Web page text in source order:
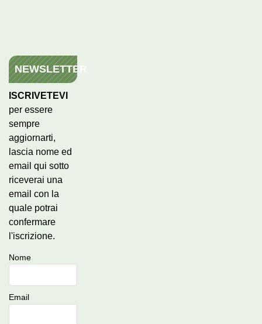
NEWSLETTER
ISCRIVETEVI
per essere
sempre
aggiornarti,
lascia nome ed
email qui sotto
riceverai una
email con la
quale potrai
confermare
l'iscrizione.
Nome
Email